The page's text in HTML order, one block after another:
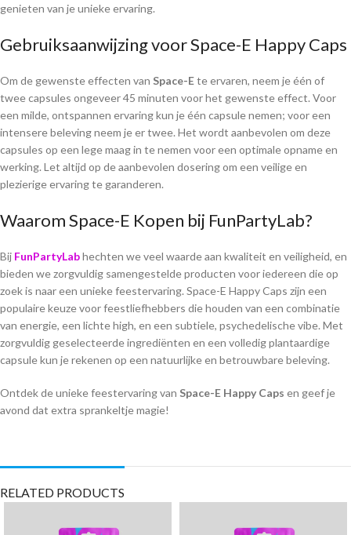
genieten van je unieke ervaring.
Gebruiksaanwijzing voor Space-E Happy Caps
Om de gewenste effecten van Space-Ete ervaren, neem je één of
twee capsules ongeveer 45 minuten voor het gewenste effect. Voor
een milde, ontspannen ervaring kun je één capsule nemen; voor een
intensere beleving neem je er twee. Het wordt aanbevolen om deze
capsules op een lege maag in te nemen voor een optimale opname en
werking. Let altijd op de aanbevolen dosering om een veilige en
plezierige ervaring te garanderen.
Waarom Space-E Kopen bij FunPartyLab?
Bij FunPartyLabhechten we veel waarde aan kwaliteit en veiligheid, en
bieden we zorgvuldig samengestelde producten voor iedereen die op
zoek is naar een unieke feestervaring. Space-E Happy Caps zijn een
populaire keuze voor feestliefhebbers die houden van een combinatie
van energie, een lichte high, en een subtiele, psychedelische vibe. Met
zorgvuldig geselecteerde ingrediënten en een volledig plantaardige
capsule kun je rekenen op een natuurlijke en betrouwbare beleving.
Ontdek de unieke feestervaring van Space-E Happy Caps en geef je
avond dat extra sprankeltje magie!
RELATED PRODUCTS